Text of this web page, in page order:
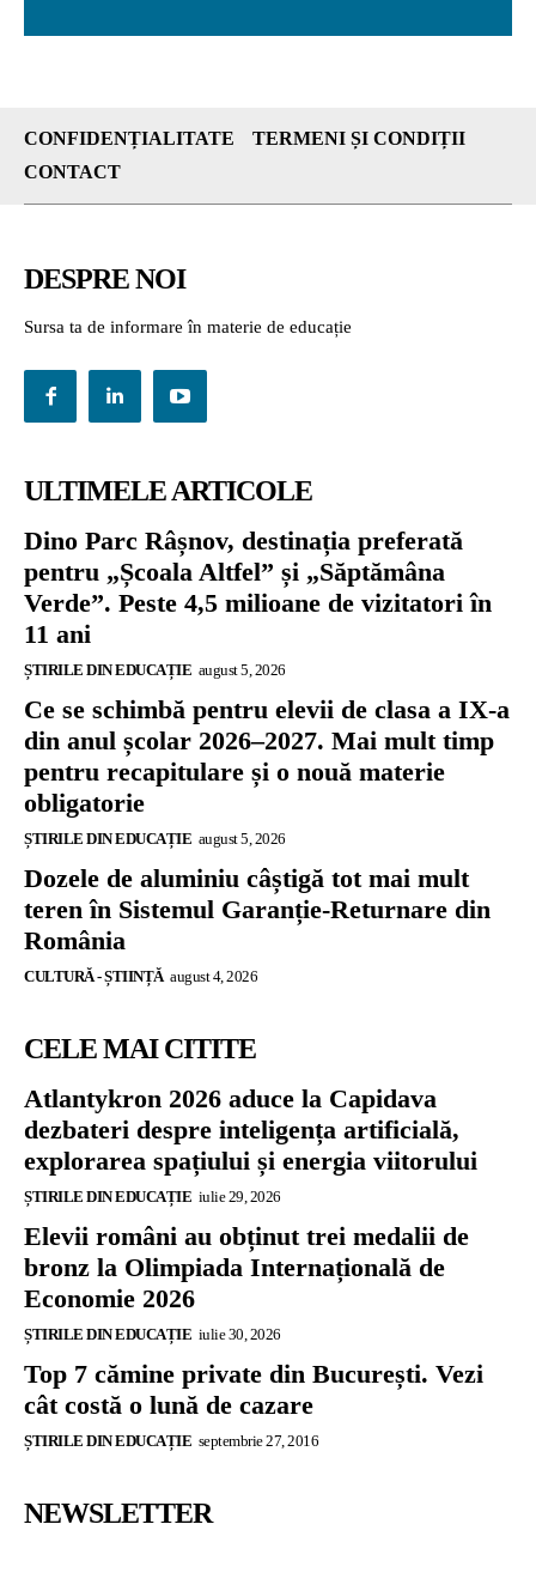
CONFIDENȚIALITATE
TERMENI ȘI CONDIȚII
CONTACT
DESPRE NOI
Sursa ta de informare în materie de educație
ULTIMELE ARTICOLE
Dino Parc Râșnov, destinația preferată
pentru „Școala Altfel” și „Săptămâna
Verde”. Peste 4,5 milioane de vizitatori în
11 ani
ȘTIRILE DIN EDUCAȚIE august 5, 2026
Ce se schimbă pentru elevii de clasa a IX-a
din anul școlar 2026–2027. Mai mult timp
pentru recapitulare și o nouă materie
obligatorie
ȘTIRILE DIN EDUCAȚIE august 5, 2026
Dozele de aluminiu câștigă tot mai mult
teren în Sistemul Garanție-Returnare din
România
CULTURĂ - ȘTIINȚĂ august 4, 2026
CELE MAI CITITE
Atlantykron 2026 aduce la Capidava
dezbateri despre inteligența artificială,
explorarea spațiului și energia viitorului
ȘTIRILE DIN EDUCAȚIE iulie 29, 2026
Elevii români au obținut trei medalii de
bronz la Olimpiada Internațională de
Economie 2026
ȘTIRILE DIN EDUCAȚIE iulie 30, 2026
Top 7 cămine private din București. Vezi
cât costă o lună de cazare
ȘTIRILE DIN EDUCAȚIE septembrie 27, 2016
NEWSLETTER